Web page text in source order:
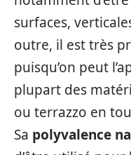
surfaces,
outre, il est très
puisqu’on peut
plupart des
ou terrazzo en
Sa polyvalence